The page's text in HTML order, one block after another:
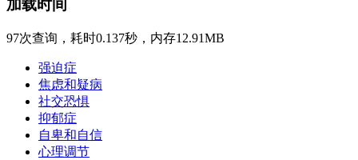
加载时间
97次查询，耗时0.137秒，内存12.91MB
强迫症
焦虑和疑病
社交恐惧
抑郁症
自卑和自信
心理调节